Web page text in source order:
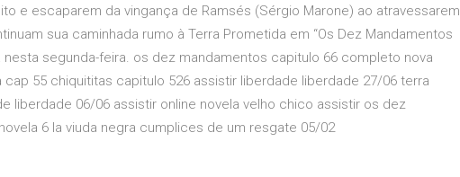
e escaparem da vingança de Ramsés (Sérgio Marone) ao atravessarem
sua caminhada rumo à Terra Prometida em “Os Dez Mandamentos
nesta segunda-feira. os dez mandamentos capitulo 66 completo nova
55 chiquititas capitulo 526 assistir liberdade liberdade 27/06 terra
liberdade 06/06 assistir online novela velho chico assistir os dez
6 la viuda negra cumplices de um resgate 05/02